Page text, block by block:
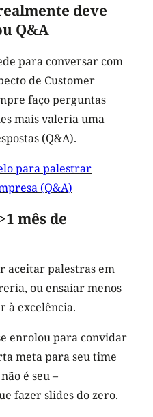
deve
Q&A
para conversar com
de Customer
faço perguntas
mais valeria uma
(Q&A).
para palestrar
(Q&A)
mês de
aceitar palestras em
ou ensaiar menos
à excelência.
enrolou para convidar
meta para seu time
é seu –
fazer slides do zero.